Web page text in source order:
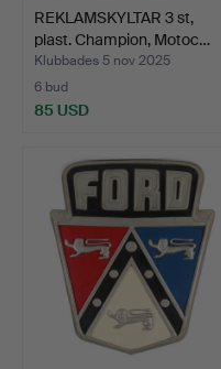
REKLAMSKYLTAR 3 st,
plast. Champion, Motoc…
Klubbades 5 nov 2025
6 bud
85 USD